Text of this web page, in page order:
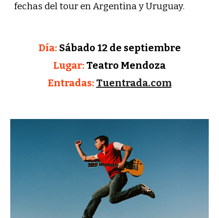
fechas del tour en Argentina y Uruguay.
Día: Sábado 12 de septiembre
Lugar: Teatro Mendoza
Entradas: Tuentrada.com